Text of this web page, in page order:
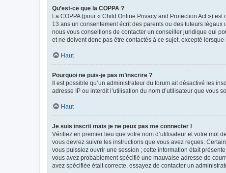
Qu’est-ce que la COPPA ?
La COPPA (pour « Child Online Privacy and Protection Act »)
13 ans un consentement écrit des parents ou des tuteurs
nous vous conseillons de contacter un conseiller juridique qui
et ne doivent donc pas être contactés à ce sujet, excepté
Haut
Pourquoi ne puis-je pas m’inscrire ?
Il est possible qu’un administrateur du forum ait désactivé les
adresse IP ou interdit l’utilisation du nom d’utilisateur que vous
Haut
Je suis inscrit mais je ne peux pas me connecter !
Vérifiez en premier lieu que votre nom d’utilisateur et votre mot
vous devrez suivre les instructions que vous avez reçues.
vous puissiez ouvrir une session ; cette information était
vous avez probablement spécifié une mauvaise adresse de
avez spécifiée était correcte, essayez de contacter un